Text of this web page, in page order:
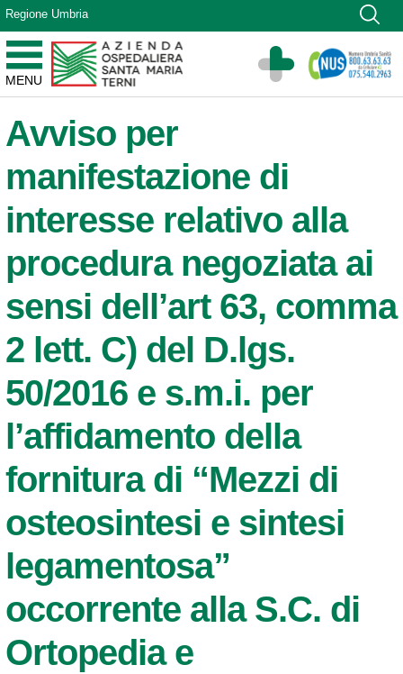
Vai ai contenuti
Vai al menu di navigazione
Vai al footer
Regione Umbria
MENU
Azienda Ospedaliera Santa Maria di Terni
Sito Istituzionale
Avviso per
manifestazione di
interesse relativo alla
procedura negoziata ai
sensi dell’art 63, comma
2 lett. C) del D.lgs.
50/2016 e s.m.i. per
l’affidamento della
fornitura di “Mezzi di
osteosintesi e sintesi
legamentosa”
occorrente alla S.C. di
Ortopedia e